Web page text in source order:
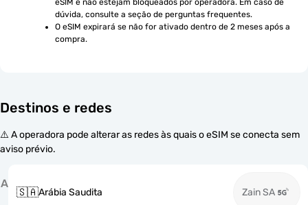
eSIM e não estejam bloqueados por operadora. Em caso de
dúvida, consulte a seção de perguntas frequentes.
O eSIM expirará se não for ativado dentro de 2 meses após a
compra.
Destinos e redes
⚠️ A operadora pode alterar as redes às quais o eSIM se conecta sem
aviso prévio.
A
🇸🇦Arábia Saudita Zain SA